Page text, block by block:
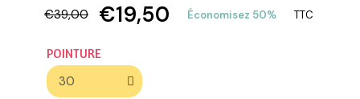
€39,00 €19,50 Économisez 50% TTC
POINTURE